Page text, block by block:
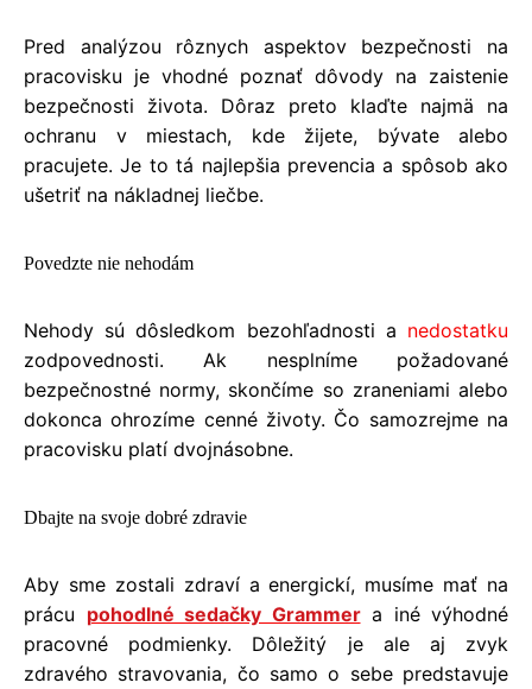
Pred analýzou rôznych aspektov bezpečnosti na
pracovisku je vhodné poznať dôvody na zaistenie
bezpečnosti života. Dôraz preto klaďte najmä na
ochranu v miestach, kde žijete, bývate alebo
pracujete. Je to tá najlepšia prevencia a spôsob ako
ušetriť na nákladnej liečbe.
Povedzte nie nehodám
Nehody sú dôsledkom bezohľadnosti a nedostatku
zodpovednosti. Ak nesplníme požadované
bezpečnostné normy, skončíme so zraneniami alebo
dokonca ohrozíme cenné životy. Čo samozrejme na
pracovisku platí dvojnásobne.
Dbajte na svoje dobré zdravie
Aby sme zostali zdraví a energickí, musíme mať na
prácu pohodlné sedačky Grammera iné výhodné
pracovné podmienky. Dôležitý je ale aj zvyk
zdravého stravovania, čo samo o sebe predstavuje